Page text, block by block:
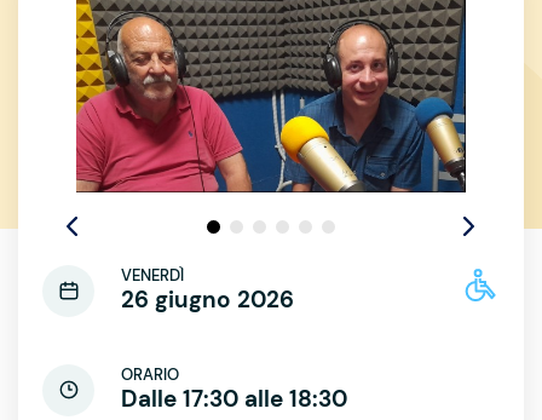
VENERDÌ
26 giugno 2026
ORARIO
Dalle 17:30 alle 18:30